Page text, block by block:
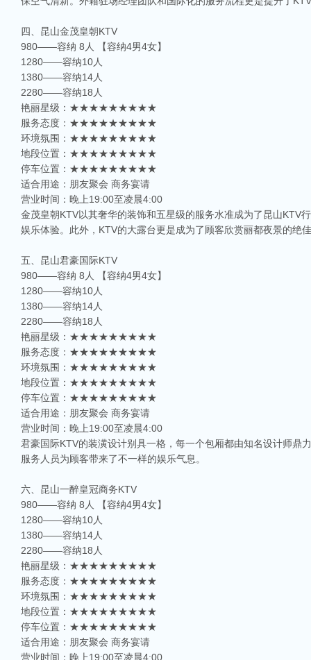
四、昆山金茂皇朝KTV
980——容纳 8人 【容纳4男4女】
1280——容纳10人
1380——容纳14人
2280——容纳18人
艳丽星级：★★★★★★★★★
服务态度：★★★★★★★★★
环境氛围：★★★★★★★★★
地段位置：★★★★★★★★★
停车位置：★★★★★★★★★
适合用途：朋友聚会 商务宴请
营业时间：晚上19:00至凌晨4:00
金茂皇朝KTV以其奢华的装饰和五星级的服务水准成为了昆山KTV
娱乐体验。此外，KTV的大露台更是成为了顾客欣赏丽都夜景的绝
五、昆山君豪国际KTV
980——容纳 8人 【容纳4男4女】
1280——容纳10人
1380——容纳14人
2280——容纳18人
艳丽星级：★★★★★★★★★
服务态度：★★★★★★★★★
环境氛围：★★★★★★★★★
地段位置：★★★★★★★★★
停车位置：★★★★★★★★★
适合用途：朋友聚会 商务宴请
营业时间：晚上19:00至凌晨4:00
君豪国际KTV的装潢设计别具一格，每一个包厢都由知名设计师鼎
服务人员为顾客带来了不一样的娱乐气息。
六、昆山一醉皇冠商务KTV
980——容纳 8人 【容纳4男4女】
1280——容纳10人
1380——容纳14人
2280——容纳18人
艳丽星级：★★★★★★★★★
服务态度：★★★★★★★★★
环境氛围：★★★★★★★★★
地段位置：★★★★★★★★★
停车位置：★★★★★★★★★
适合用途：朋友聚会 商务宴请
营业时间：晚上19:00至凌晨4:00